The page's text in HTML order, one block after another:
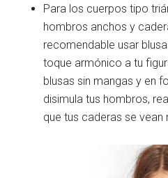
Para los cuerpos tipo
hombros anchos y
recomendable usar
toque armónico a tu
blusas sin mangas y en
disimula tus hombros,
que tus caderas se vean